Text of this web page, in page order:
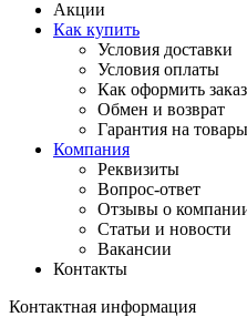
Акции
Как купить
Условия доставки
Условия оплаты
Как оформить
Обмен и возврат
Гарантия на товары
Компания
Реквизиты
Вопрос-ответ
Отзывы о
Статьи и новости
Вакансии
Контакты
Контактная информация